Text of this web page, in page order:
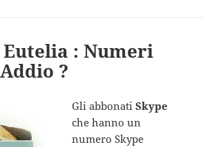
Eutelia : Numeri
?
Gli abbonatiSkype
che hanno un
numero Skype